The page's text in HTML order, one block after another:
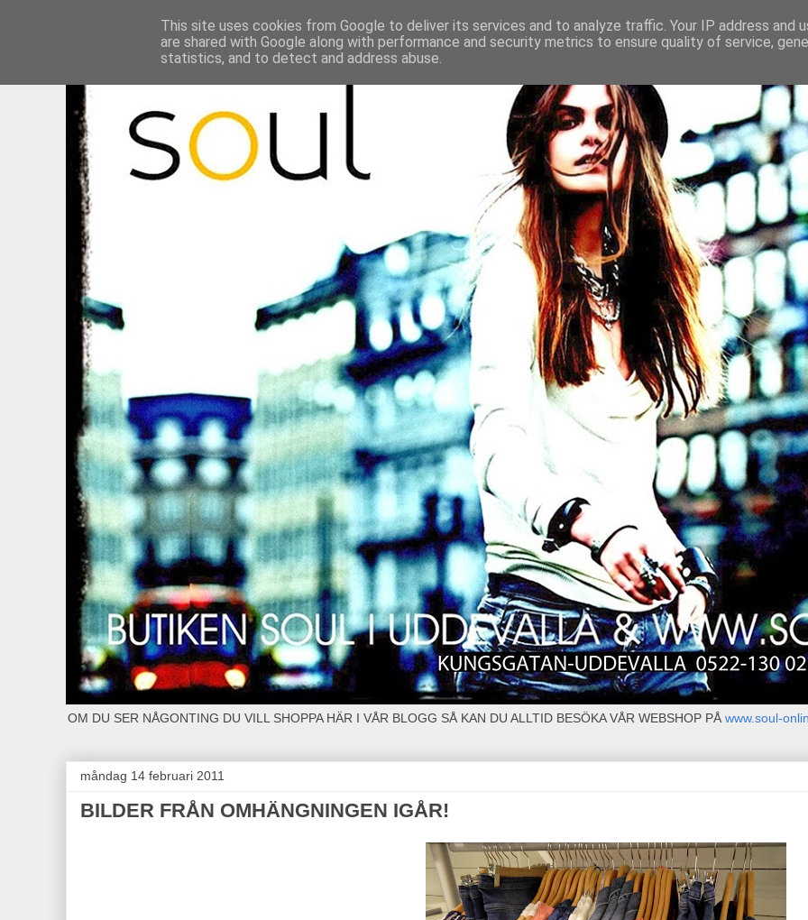
OM DU SER NÅGONTING DU VILL SHOPPA HÄR I VÅR BLOGG SÅ KAN DU ALLTID BESÖKA VÅR WEBSHOP PÅ www.soul-
måndag 14 februari 2011
BILDER FRÅN OMHÄNGNINGEN IGÅR!
This site uses cookies from Google to deliver its services and to analyze traffic. Your IP address and
are shared with Google along with performance and security metrics to ensure quality of service,
statistics, and to detect and address abuse.